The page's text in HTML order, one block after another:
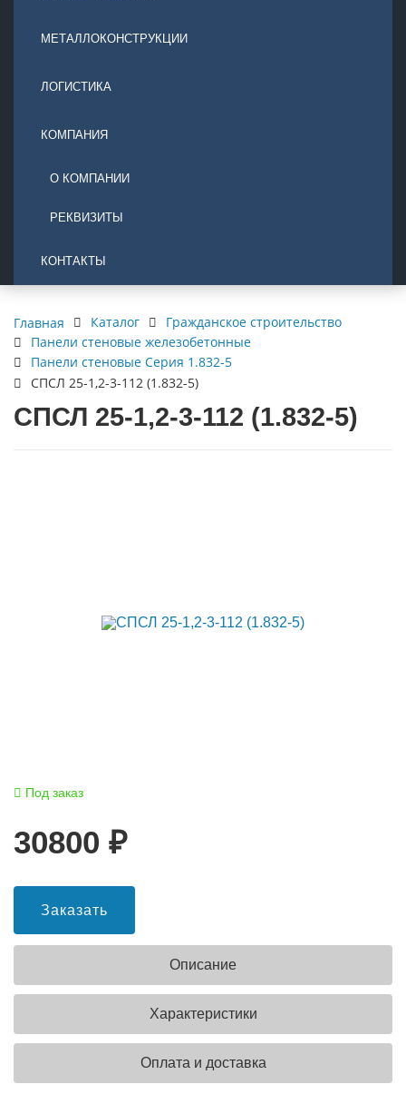
МЕТАЛЛОКОНСТРУКЦИИ
ЛОГИСТИКА
КОМПАНИЯ
О КОМПАНИИ
РЕКВИЗИТЫ
КОНТАКТЫ
Главная Каталог
Гражданское строительство
Панели стеновые железобетонные
Панели стеновые Серия 1.832-5
СПСЛ 25-1,2-3-112 (1.832-5)
СПСЛ 25-1,2-3-112 (1.832-5)
Под заказ
30800 ₽
Заказать
Описание
Характеристики
Оплата и доставка